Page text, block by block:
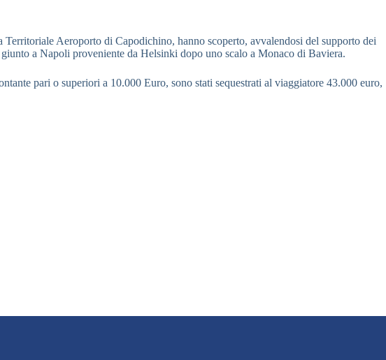
Aeroporto di Capodichino, hanno scoperto, avvalendosi del supporto dei
a Napoli proveniente da Helsinki dopo uno scalo a Monaco di Baviera.
pari o superiori a 10.000 Euro, sono stati sequestrati al viaggiatore 43.000 euro,